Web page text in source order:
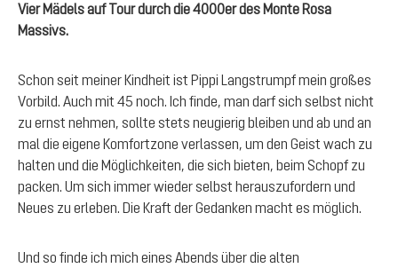
Vier Mädels auf Tour durch die 4000er des Monte Rosa
Massivs.
Schon seit meiner Kindheit ist Pippi Langstrumpf mein großes
Vorbild. Auch mit 45 noch. Ich finde, man darf sich selbst nicht
zu ernst nehmen, sollte stets neugierig bleiben und ab und an
mal die eigene Komfortzone verlassen, um den Geist wach zu
halten und die Möglichkeiten, die sich bieten, beim Schopf zu
packen. Um sich immer wieder selbst herauszufordern und
Neues zu erleben. Die Kraft der Gedanken macht es möglich.
Und so finde ich mich eines Abends über die alten